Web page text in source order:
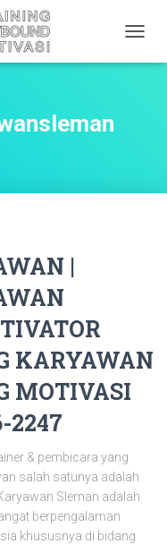
|
KARYAWAN
MOTIVASI
2247
& pembicara yang
salah satunya adalah
Sleman adalah
berpengalaman
khususnya di bidang